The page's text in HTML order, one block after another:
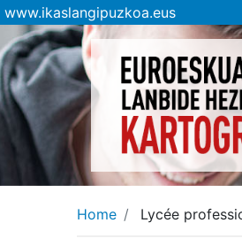
www.ikaslangipuzkoa.eus
Home Lycée